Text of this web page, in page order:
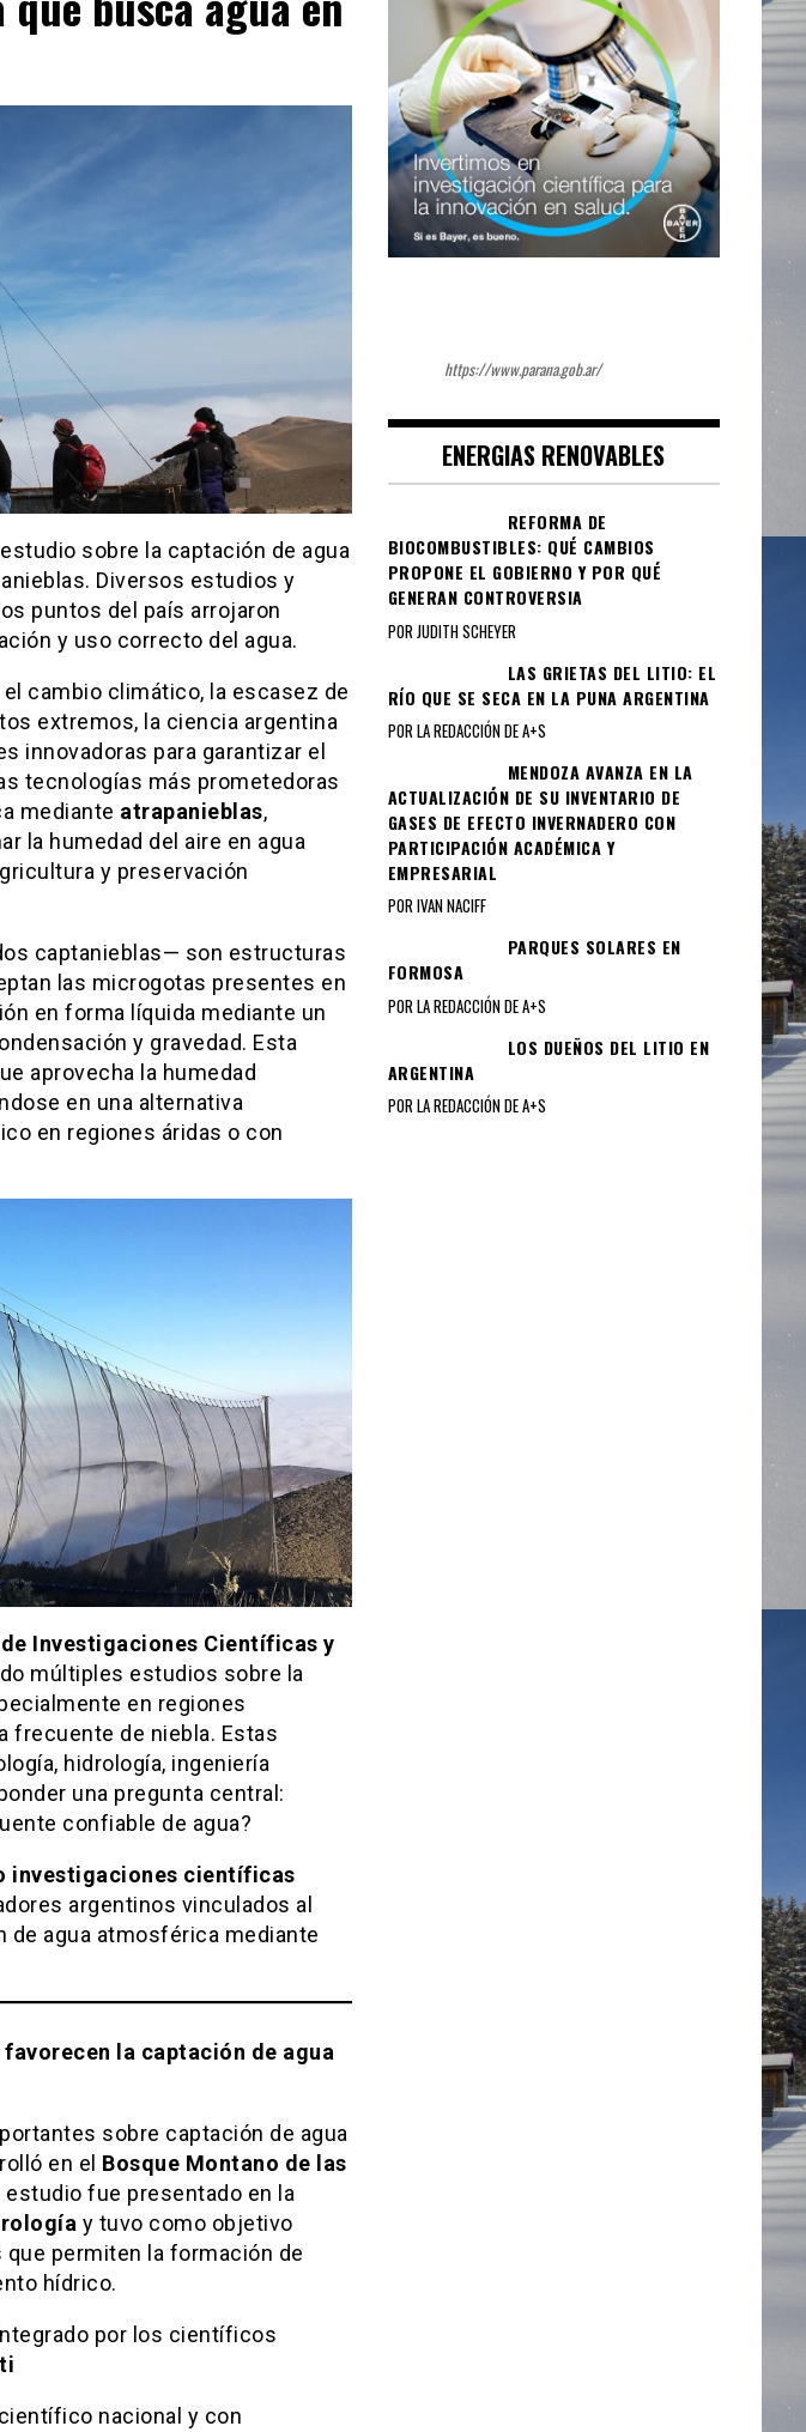
sobre la captación de agua
Diversos estudios y
puntos del país arrojaron
y uso correcto del agua.
cambio climático, la escasez de
extremos, la ciencia argentina
innovadoras para garantizar el
tecnologías más prometedoras
mediante atrapanieblas,
la humedad del aire en agua
y preservación
captanieblas— son estructuras
las microgotas presentes en
en forma líquida mediante un
y gravedad. Esta
aprovecha la humedad
en una alternativa
en regiones áridas o con
Investigaciones Científicas y
múltiples estudios sobre la
en regiones
frecuente de niebla. Estas
hidrología, ingeniería
una pregunta central:
confiable de agua?
investigaciones científicas
argentinos vinculados al
de agua atmosférica mediante
la captación de agua
sobre captación de agua
en el Bosque Montano de las
estudio fue presentado en la
y tuvo como objetivo
permiten la formación de
hídrico.
por los científicos
nacional y con
https://www.parana.gob.ar/
ENERGIAS RENOVABLES
REFORMA DE
BIOCOMBUSTIBLES: QUÉ CAMBIOS
PROPONE EL GOBIERNO Y POR QUÉ
GENERAN CONTROVERSIA
POR JUDITH SCHEYER
LAS GRIETAS DEL LITIO: EL
RÍO QUE SE SECA EN LA PUNA ARGENTINA
POR LA REDACCIÓN DE A+S
MENDOZA AVANZA EN LA
ACTUALIZACIÓN DE SU INVENTARIO DE
GASES DE EFECTO INVERNADERO CON
PARTICIPACIÓN ACADÉMICA Y
EMPRESARIAL
POR IVAN NACIFF
PARQUES SOLARES EN
FORMOSA
POR LA REDACCIÓN DE A+S
LOS DUEÑOS DEL LITIO EN
ARGENTINA
POR LA REDACCIÓN DE A+S